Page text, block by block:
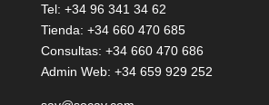
Tel: +34 96 341 34 62
Tienda: +34 660 470 685
Consultas: +34 660 470 686
Admin Web: +34 659 929 252